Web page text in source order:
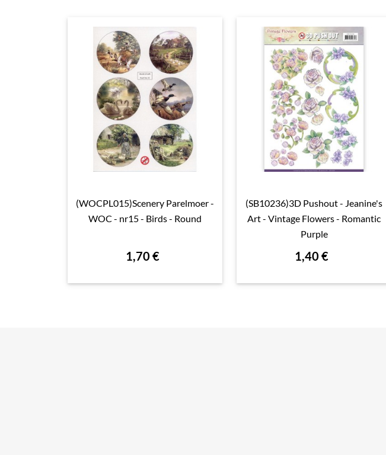
 Aperçu rapide
(WOCPL015)Scenery Parelmoer -
WOC - nr15 - Birds - Round
1,70 €
 Aperçu rapide
(SB10236)3D Pushout - Jeanine's
Art - Vintage Flowers - Romantic
Purple
1,40 €